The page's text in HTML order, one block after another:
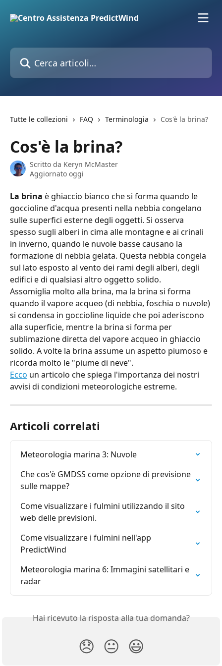
Cerca articoli…
Tutte le collezioni FAQ Terminologia Cos'è la brina?
Cos'è la brina?
Scritto da Keryn McMaster
Aggiornato oggi
La brina è ghiaccio bianco che si forma quando le
goccioline d'acqua presenti nella nebbia congelano
sulle superfici esterne degli oggetti. Si osserva
spesso sugli alberi in cima alle montagne e ai crinali
in inverno, quando le nuvole basse causano la
formazione di nebbia gelata. Questa nebbia congela
sul lato esposto al vento dei rami degli alberi, degli
edifici e di qualsiasi altro oggetto solido.
Assomiglia molto alla brina, ma la brina si forma
quando il vapore acqueo (di nebbia, foschia o nuvole)
si condensa in goccioline liquide che poi aderiscono
alla superficie, mentre la brina si forma per
sublimazione diretta del vapore acqueo in ghiaccio
solido. A volte la brina assume un aspetto piumoso e
ricorda molto le "piume di neve".
Ecco un articolo che spiega l'importanza dei nostri
avvisi di condizioni meteorologiche estreme.
Articoli correlati
Meteorologia marina 3: Nuvole
Che cos'è GMDSS come opzione di previsione
sulle mappe?
Come visualizzare i fulmini utilizzando il sito
web delle previsioni.
Come visualizzare i fulmini nell'app
PredictWind
Meteorologia marina 6: Immagini satellitari e
radar
Hai ricevuto la risposta alla tua domanda?
😞 😐 😃